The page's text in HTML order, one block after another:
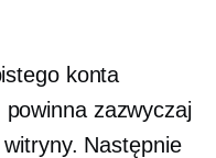
konta
zazwyczaj
Następnie